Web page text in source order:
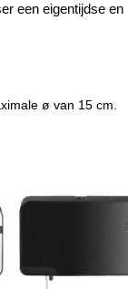
een eigentijdse en
ø van 15 cm.